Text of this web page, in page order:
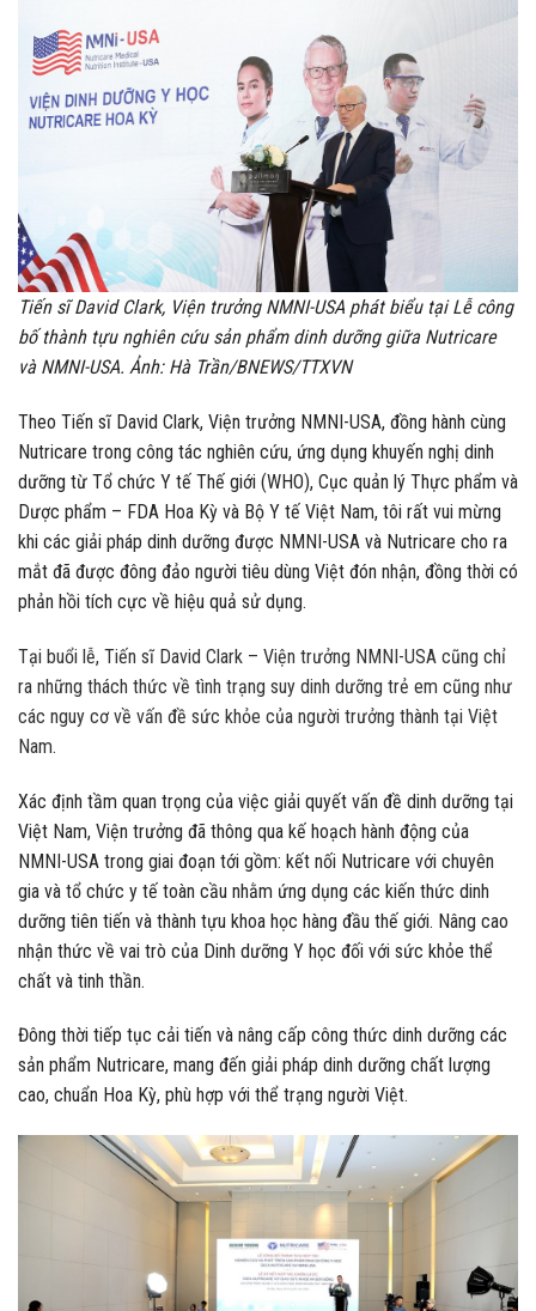
Tiến sĩ David Clark, Viện trưởng NMNI-USA phát biểu tại Lễ công
bố thành tựu nghiên cứu sản phẩm dinh dưỡng giữa Nutricare
và NMNI-USA. Ảnh: Hà Trần/BNEWS/TTXVN
Theo Tiến sĩ David Clark, Viện trưởng NMNI-USA, đồng hành cùng
Nutricare trong công tác nghiên cứu, ứng dụng khuyến nghị dinh
dưỡng từ Tổ chức Y tế Thế giới (WHO), Cục quản lý Thực phẩm và
Dược phẩm – FDA Hoa Kỳ và Bộ Y tế Việt Nam, tôi rất vui mừng
khi các giải pháp dinh dưỡng được NMNI-USA và Nutricare cho ra
mắt đã được đông đảo người tiêu dùng Việt đón nhận, đồng thời có
phản hồi tích cực về hiệu quả sử dụng.
Tại buổi lễ, Tiến sĩ David Clark – Viện trưởng NMNI-USA cũng chỉ
ra những thách thức về tình trạng suy dinh dưỡng trẻ em cũng như
các nguy cơ về vấn đề sức khỏe của người trưởng thành tại Việt
Nam.
Xác định tầm quan trọng của việc giải quyết vấn đề dinh dưỡng tại
Việt Nam, Viện trưởng đã thông qua kế hoạch hành động của
NMNI-USA trong giai đoạn tới gồm: kết nối Nutricare với chuyên
gia và tổ chức y tế toàn cầu nhằm ứng dụng các kiến thức dinh
dưỡng tiên tiến và thành tựu khoa học hàng đầu thế giới. Nâng cao
nhận thức về vai trò của Dinh dưỡng Y học đối với sức khỏe thể
chất và tinh thần.
Đông thời tiếp tục cải tiến và nâng cấp công thức dinh dưỡng các
sản phẩm Nutricare, mang đến giải pháp dinh dưỡng chất lượng
cao, chuẩn Hoa Kỳ, phù hợp với thể trạng người Việt.